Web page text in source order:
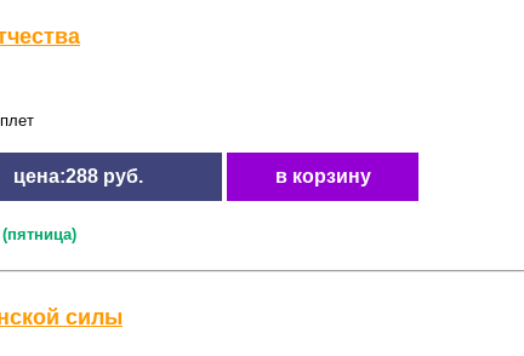
цена:288 руб. в корзину
силы